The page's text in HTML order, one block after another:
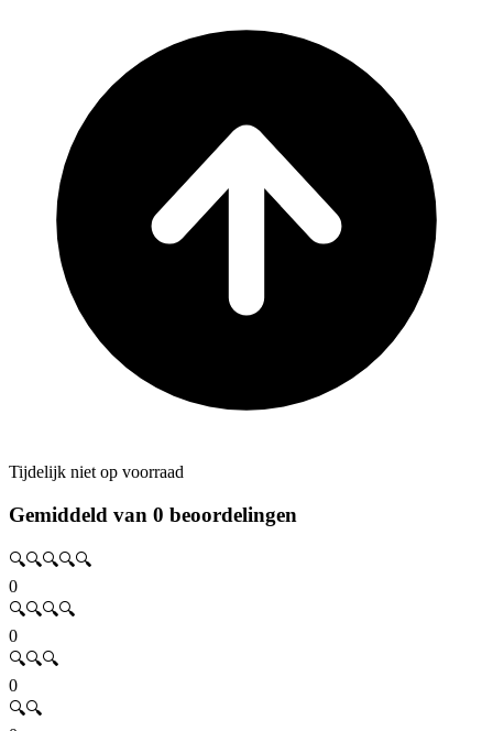
Tijdelijk niet op voorraad
Gemiddeld van 0 beoordelingen
🔍🔍🔍🔍🔍
0
🔍🔍🔍🔍
0
🔍🔍🔍
0
🔍🔍